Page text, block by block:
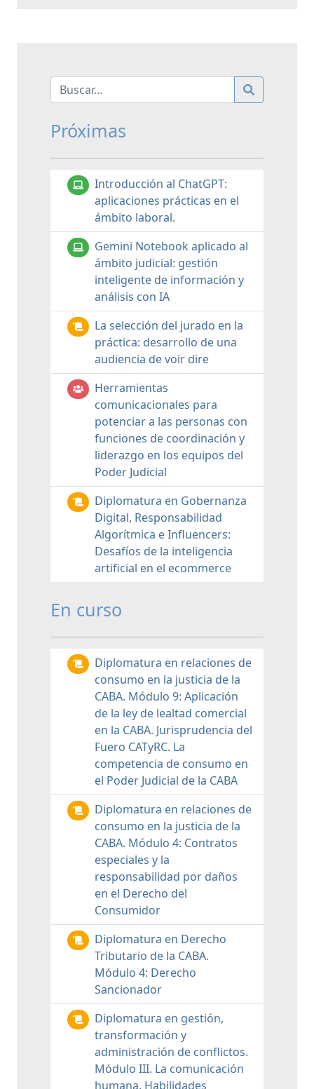
Próximas
Introducción al ChatGPT:
aplicaciones prácticas en el
ámbito laboral.
Gemini Notebook aplicado al
ámbito judicial: gestión
inteligente de información y
análisis con IA
La selección del jurado en la
práctica: desarrollo de una
audiencia de voir dire
Herramientas
comunicacionales para
potenciar a las personas con
funciones de coordinación y
liderazgo en los equipos del
Poder Judicial
Diplomatura en Gobernanza
Digital, Responsabilidad
Algorítmica e Influencers:
Desafíos de la inteligencia
artificial en el ecommerce
En curso
Diplomatura en relaciones de
consumo en la justicia de la
CABA. Módulo 9: Aplicación
de la ley de lealtad comercial
en la CABA. Jurisprudencia del
Fuero CATyRC. La
competencia de consumo en
el Poder Judicial de la CABA
Diplomatura en relaciones de
consumo en la justicia de la
CABA. Módulo 4: Contratos
especiales y la
responsabilidad por daños
en el Derecho del
Consumidor
Diplomatura en Derecho
Tributario de la CABA.
Módulo 4: Derecho
Sancionador
Diplomatura en gestión,
transformación y
administración de conflictos.
Módulo III. La comunicación
humana. Habilidades